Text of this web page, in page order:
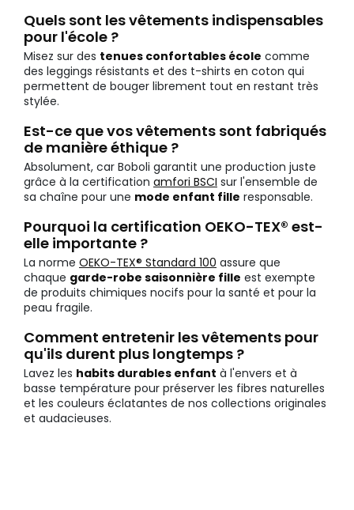
Quels sont les vêtements indispensables
pour l'école ?
Misez sur des tenues confortables école comme
des leggings résistants et des t-shirts en coton qui
permettent de bouger librement tout en restant très
stylée.
Est-ce que vos vêtements sont fabriqués
de manière éthique ?
Absolument, car Boboli garantit une production juste
grâce à la certification amfori BSCI sur l'ensemble de
sa chaîne pour une mode enfant fille responsable.
Pourquoi la certification OEKO-TEX® est-
elle importante ?
La norme OEKO-TEX® Standard 100 assure que
chaque garde-robe saisonnière fille est exempte
de produits chimiques nocifs pour la santé et pour la
peau fragile.
Comment entretenir les vêtements pour
qu'ils durent plus longtemps ?
Lavez les habits durables enfant à l'envers et à
basse température pour préserver les fibres naturelles
et les couleurs éclatantes de nos collections originales
et audacieuses.